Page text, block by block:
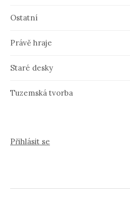
Ostatní
Právě hraje
Staré desky
Tuzemská tvorba
Přihlásit se